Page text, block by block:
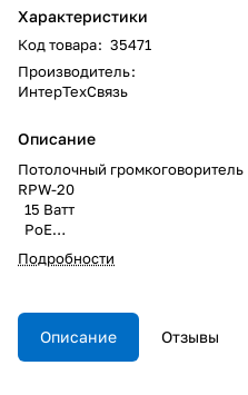
Характеристики
Код товара: 35471
Производитель:
ИнтерТехСвязь
Описание
Потолочный громкоговоритель
RPW-20
15 Ватт
PoE
SIP
Диаметр 200х90мм
Подробности
Описание Отзывы